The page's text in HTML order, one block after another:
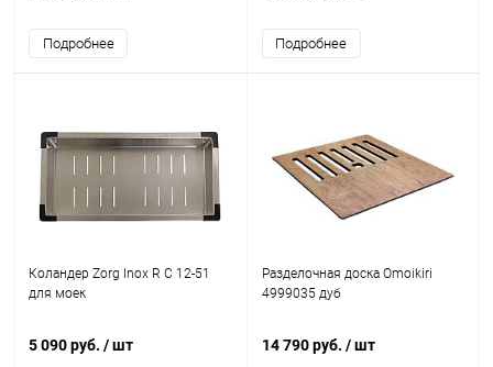
Подробнее Подробнее
Коландер Zorg Inox R C 12-51
для моек
5 090 руб. / шт
Разделочная доска Omoikiri
4999035 дуб
14 790 руб. / шт